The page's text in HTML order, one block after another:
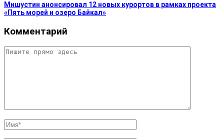
Мишустин анонсировал 12 новых курортов в рамках проекта
«Пять морей и озеро Байкал»
Комментарий